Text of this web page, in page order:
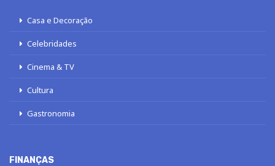
Casa e Decoração
Celebridades
Cinema & TV
Cultura
Gastronomia
FINANÇAS